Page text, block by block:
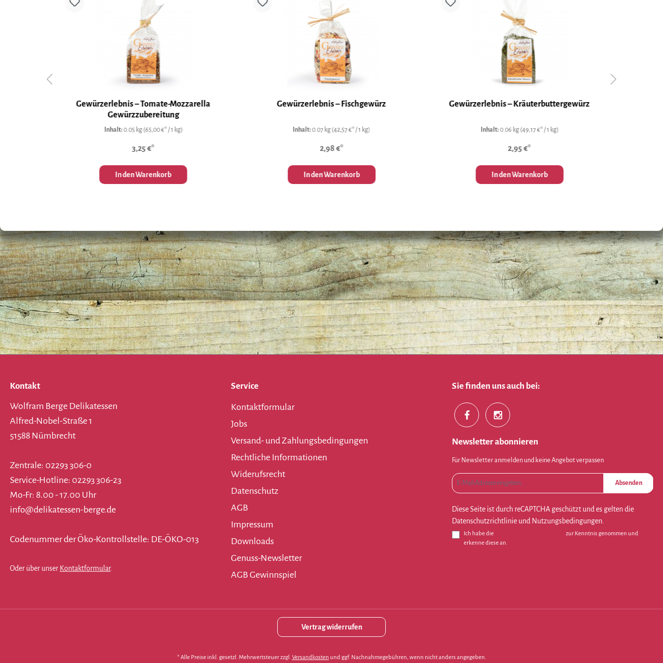
Gewürzerlebnis – Tomate-Mozzarella
Gewürzzubereitung
Inhalt:0.05 kg(65,00 €* / 1 kg)
3,25 €*
In den Warenkorb
Gewürzerlebnis – Fischgewürz
Inhalt:0.07 kg(42,57 €* / 1 kg)
2,98 €*
In den Warenkorb
Gewürzerlebnis – Kräuterbuttergewürz
Inhalt:0.06 kg(49,17 €* / 1 kg)
2,95 €*
In den Warenkorb
Kontakt
Wolfram Berge Delikatessen
Alfred-Nobel-Straße 1
51588 Nümbrecht
Zentrale: 02293 306-0
Service-Hotline: 02293 306-23
Mo-Fr: 8.00 - 17.00 Uhr
info@delikatessen-berge.de
Codenummer der Öko-Kontrollstelle: DE-ÖKO-013
Oder über unser Kontaktformular.
Service
Kontaktformular
Jobs
Versand- und Zahlungsbedingungen
Rechtliche Informationen
Widerufsrecht
Datenschutz
AGB
Impressum
Downloads
Genuss-Newsletter
AGB Gewinnspiel
Sie finden uns auch bei:
Newsletter abonnieren
Für Newsletter anmelden und keine Angebot verpassen
Absenden
Diese Seite ist durch reCAPTCHA geschützt und es gelten die
Datenschutzrichtlinie und Nutzungsbedingungen
Ich habe die
zur Kenntnis genommen und
erkenne diese an.
Vertrag widerrufen
* Alle Preise inkl. gesetzl. Mehrwertsteuer zzgl. Versandkosten und ggf. Nachnahmegebühren, wenn nicht anders angegeben.